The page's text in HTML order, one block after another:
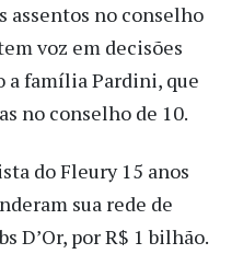
assentos no conselho
voz em decisões
a família Pardini, que
no conselho de 10.
do Fleury 15 anos
sua rede de
D’Or, por R$ 1 bilhão.